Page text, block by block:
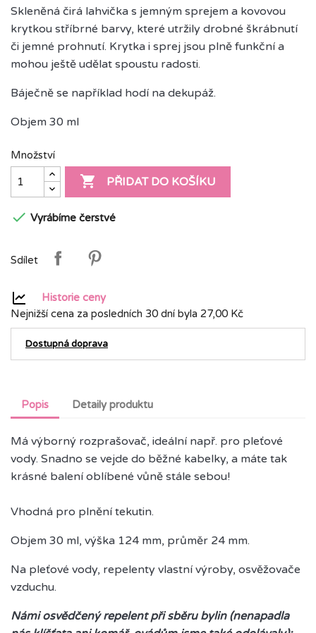
Skleněná čirá lahvička s jemným sprejem a kovovou
krytkou stříbrné barvy, které utržily drobné škrábnutí
či jemné prohnutí. Krytka i sprej jsou plně funkční a
mohou ještě udělat spoustu radosti.
Báječně se například hodí na dekupáž.
Objem 30 ml
Množství
 PŘIDAT DO KOŠÍKU
 Vyrábíme čerstvé
Sdílet
Historie ceny
Nejnižší cena za posledních 30 dní byla 27,00 Kč
Dostupná doprava
Popis Detaily produktu
Má výborný rozprašovač, ideální např. pro pleťové
vody. Snadno se vejde do běžné kabelky, a máte tak
krásné balení oblíbené vůně stále sebou!
Vhodná pro plnění tekutin.
Objem 30 ml, výška 124 mm, průměr 24 mm.
Na pleťové vody, repelenty vlastní výroby, osvěžovače
vzduchu.
Námi osvědčený repelent při sběru bylin (nenapadla